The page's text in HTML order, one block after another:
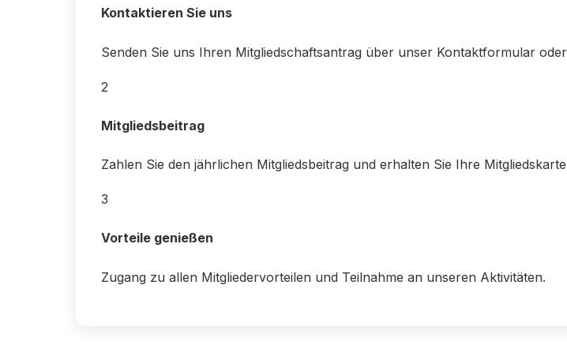
Kontaktieren Sie uns
Senden Sie uns Ihren Mitgliedschaftsantrag über unser Kontaktformular
2
Mitgliedsbeitrag
Zahlen Sie den jährlichen Mitgliedsbeitrag und erhalten Sie Ihre
3
Vorteile genießen
Zugang zu allen Mitgliedervorteilen und Teilnahme an unseren Aktivitäten.